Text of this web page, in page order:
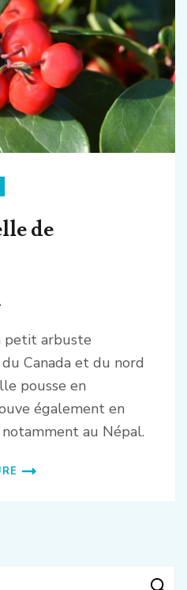
de
petit arbuste
Canada et du nord
pousse en
également en
au Népal.